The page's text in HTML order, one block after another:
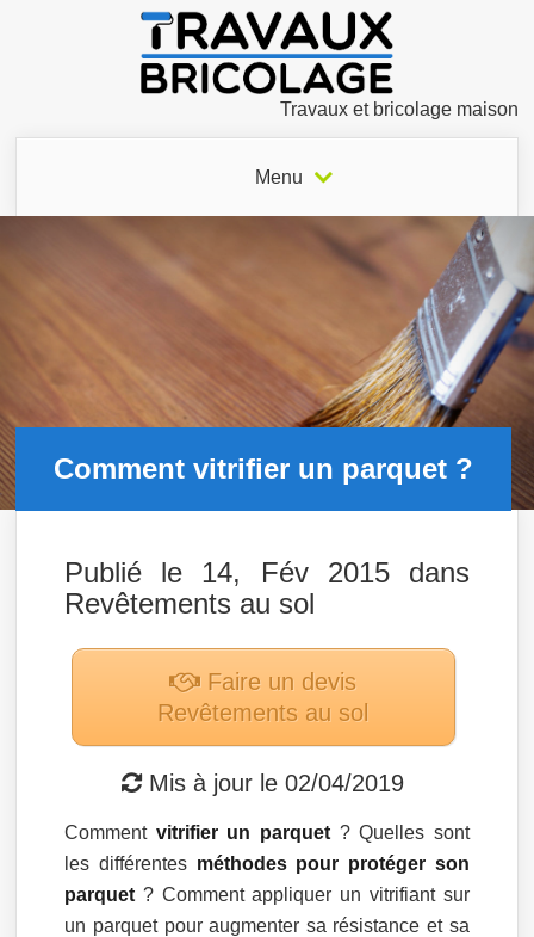
Travaux et bricolage maison
Menu
Comment vitrifier un parquet ?
Publié le 14, Fév 2015 dans
Revêtements au sol
Faire un devis
Revêtements au sol
Mis à jour le02/04/2019
Comment vitrifier un parquet ? Quelles sont
les différentes méthodes pour protéger son
parquet ? Comment appliquer un vitrifiant sur
un parquet pour augmenter sa résistance et sa